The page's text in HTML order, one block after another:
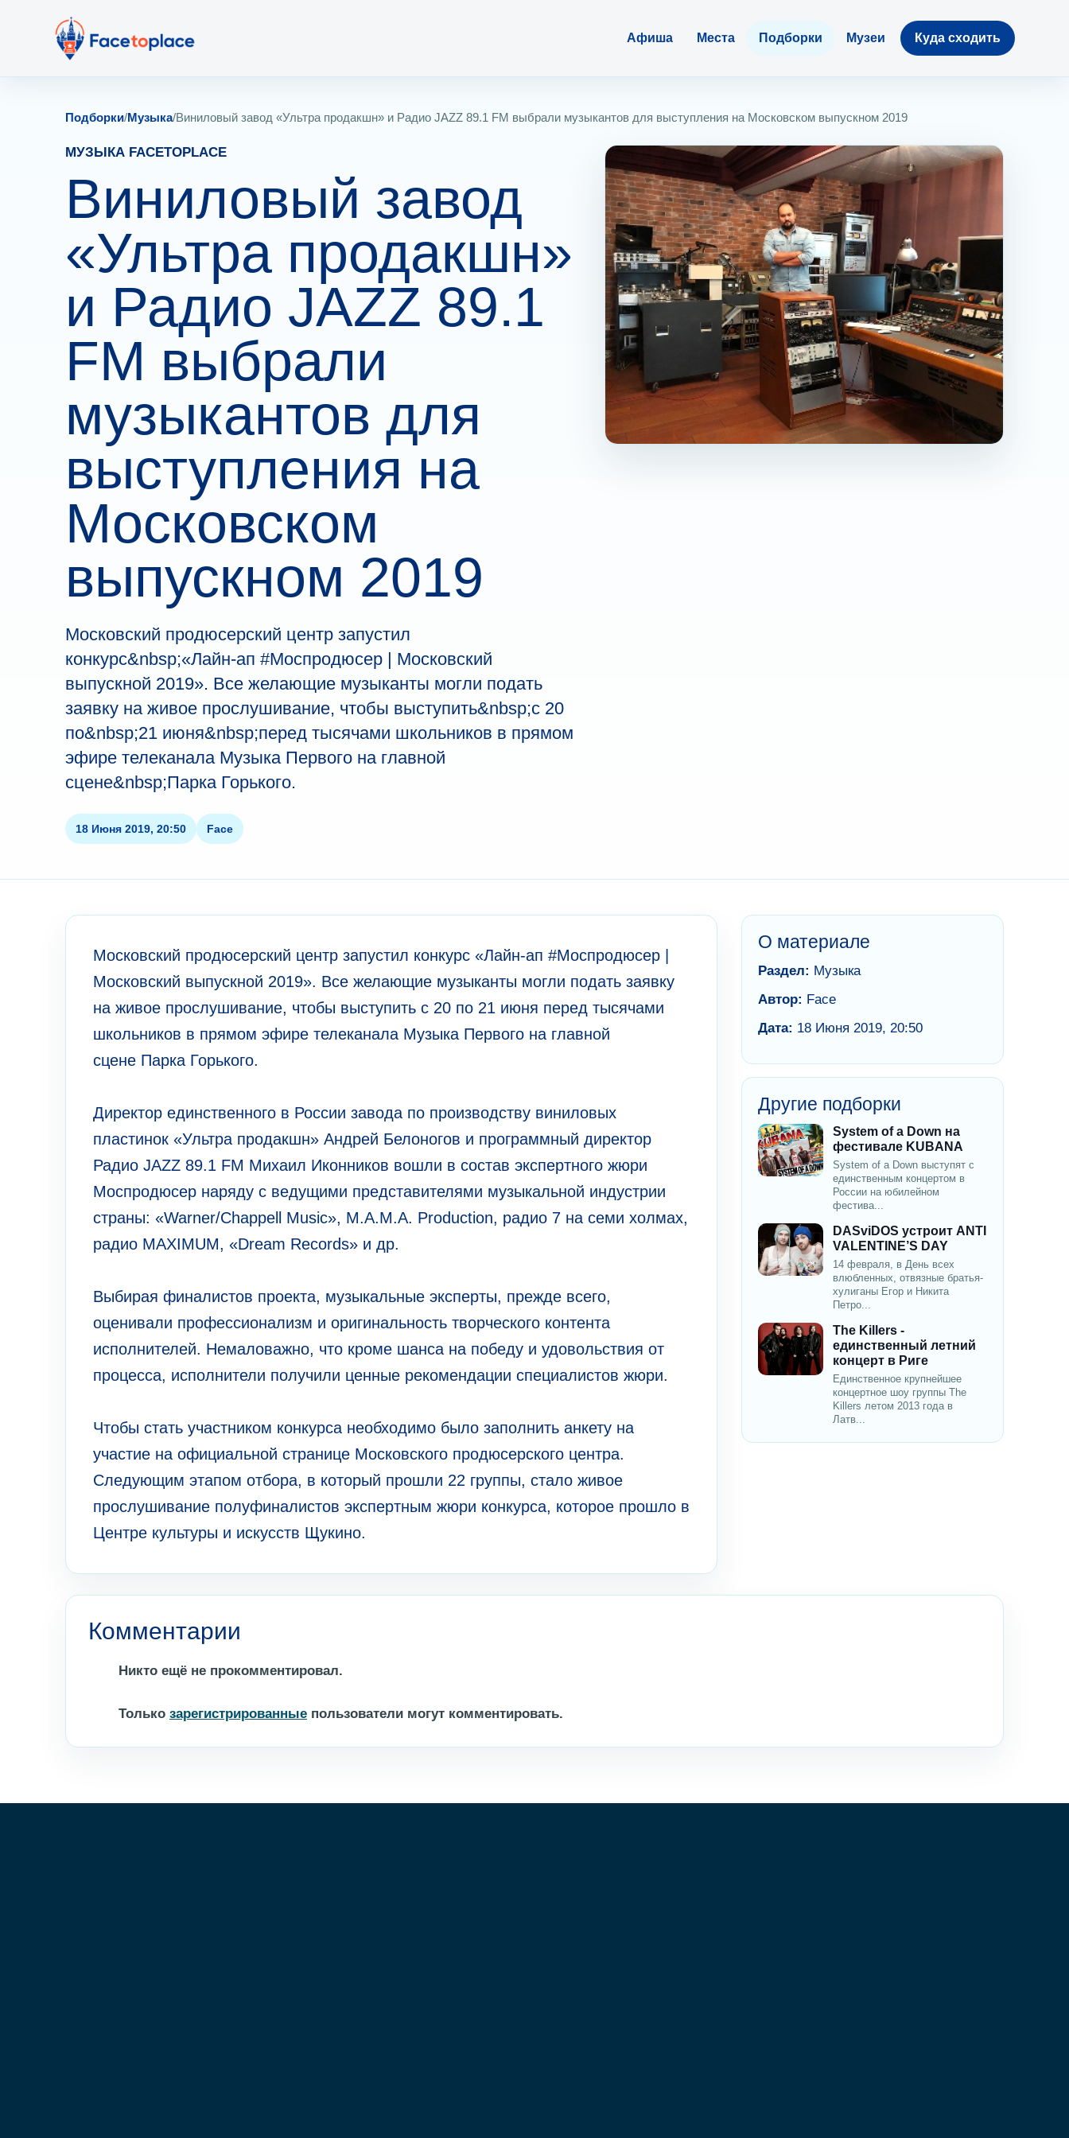
Афиша Места Подборки Музеи Куда сходить
Подборки/Музыка/Виниловый завод «Ультра продакшн» и Радио JAZZ 89.1 FM выбрали музыкантов для выступления на Московском выпускном 2019
МУЗЫКА FACETOPLACE
Виниловый завод
«Ультра продакшн»
и Радио JAZZ 89.1
FM выбрали
музыкантов для
выступления на
Московском
выпускном 2019
Московский продюсерский центр запустил
конкурс&nbsp;«Лайн-ап #Моспродюсер | Московский
выпускной 2019». Все желающие музыканты могли подать
заявку на живое прослушивание, чтобы выступить&nbsp;с 20
по&nbsp;21 июня&nbsp;перед тысячами школьников в прямом
эфире телеканала Музыка Первого на главной
сцене&nbsp;Парка Горького.
18 Июня 2019, 20:50 Face
Московский продюсерский центр запустил конкурс «Лайн-ап #Моспродюсер |
Московский выпускной 2019». Все желающие музыканты могли подать заявку
на живое прослушивание, чтобы выступить с 20 по 21 июня перед тысячами
школьников в прямом эфире телеканала Музыка Первого на главной
сцене Парка Горького.
Директор единственного в России завода по производству виниловых
пластинок «Ультра продакшн» Андрей Белоногов и программный директор
Радио JAZZ 89.1 FM Михаил Иконников вошли в состав экспертного жюри
Моспродюсер наряду с ведущими представителями музыкальной индустрии
страны: «Warner/Chappell Music», M.A.M.A. Production, радио 7 на семи холмах,
радио MAXIMUM, «Dream Records» и др.
Выбирая финалистов проекта, музыкальные эксперты, прежде всего,
оценивали профессионализм и оригинальность творческого контента
исполнителей. Немаловажно, что кроме шанса на победу и удовольствия от
процесса, исполнители получили ценные рекомендации специалистов жюри.
Чтобы стать участником конкурса необходимо было заполнить анкету на
участие на официальной странице Московского продюсерского центра.
Следующим этапом отбора, в который прошли 22 группы, стало живое
прослушивание полуфиналистов экспертным жюри конкурса, которое прошло в
Центре культуры и искусств Щукино.
О материале
Раздел: Музыка
Автор: Face
Дата: 18 Июня 2019, 20:50
Другие подборки
System of a Down на
фестивале KUBANA
System of a Down выступят с
единственным концертом в
России на юбилейном
фестива...
DASviDOS устроит ANTI
VALENTINE’S DAY
14 февраля, в День всех
влюбленных, отвязные братья-
хулиганы Егор и Никита
Петро...
The Killers -
единственный летний
концерт в Риге
Единственное крупнейшее
концертное шоу группы The
Killers летом 2013 года в
Латв...
Комментарии
Никто ещё не прокомментировал.
Только зарегистрированные пользователи могут комментировать.